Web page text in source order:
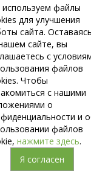
Полезные ссылки
+7 (925) 084-10-60
Москва,ул.Плещеева
с 10:00 до 21:00
консультация)
файлы
для улучшения
сайта. Оставаясь
сайте, вы
с
файлов
Чтобы
с нашими
о
и
файлов
нажмите здесь.
Я согласен